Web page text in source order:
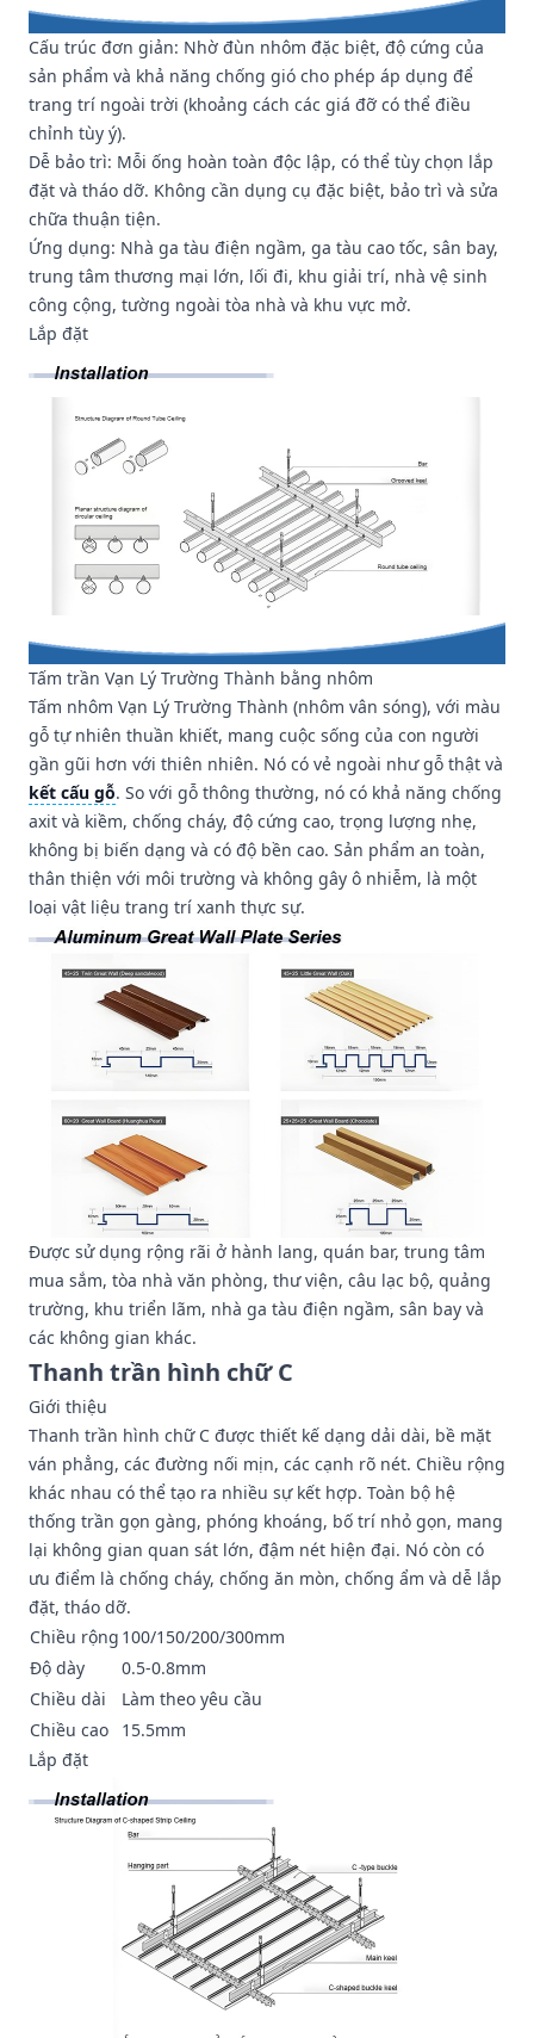
Cấu trúc đơn giản: Nhờ đùn nhôm đặc biệt, độ cứng của
sản phẩm và khả năng chống gió cho phép áp dụng để
trang trí ngoài trời (khoảng cách các giá đỡ có thể điều
chỉnh tùy ý).
Dễ bảo trì: Mỗi ống hoàn toàn độc lập, có thể tùy chọn lắp
đặt và tháo dỡ. Không cần dụng cụ đặc biệt, bảo trì và sửa
chữa thuận tiện.
Ứng dụng: Nhà ga tàu điện ngầm, ga tàu cao tốc, sân bay,
trung tâm thương mại lớn, lối đi, khu giải trí, nhà vệ sinh
công cộng, tường ngoài tòa nhà và khu vực mở.
Lắp đặt
Tấm trần Vạn Lý Trường Thành bằng nhôm
Tấm nhôm Vạn Lý Trường Thành (nhôm vân sóng), với màu
gỗ tự nhiên thuần khiết, mang cuộc sống của con người
gần gũi hơn với thiên nhiên. Nó có vẻ ngoài như gỗ thật và
kết cấu gỗ. So với gỗ thông thường, nó có khả năng chống
axit và kiềm, chống cháy, độ cứng cao, trọng lượng nhẹ,
không bị biến dạng và có độ bền cao. Sản phẩm an toàn,
thân thiện với môi trường và không gây ô nhiễm, là một
loại vật liệu trang trí xanh thực sự.
Được sử dụng rộng rãi ở hành lang, quán bar, trung tâm
mua sắm, tòa nhà văn phòng, thư viện, câu lạc bộ, quảng
trường, khu triển lãm, nhà ga tàu điện ngầm, sân bay và
các không gian khác.
Thanh trần hình chữ C
Giới thiệu
Thanh trần hình chữ C được thiết kế dạng dải dài, bề mặt
ván phẳng, các đường nối mịn, các cạnh rõ nét. Chiều rộng
khác nhau có thể tạo ra nhiều sự kết hợp. Toàn bộ hệ
thống trần gọn gàng, phóng khoáng, bố trí nhỏ gọn, mang
lại không gian quan sát lớn, đậm nét hiện đại. Nó còn có
ưu điểm là chống cháy, chống ăn mòn, chống ẩm và dễ lắp
đặt, tháo dỡ.
Chiều rộng 100/150/200/300mm
Độ dày
0.5-0.8mm
Chiều dài
Làm theo yêu cầu
Chiều cao
15.5mm
Lắp đặt